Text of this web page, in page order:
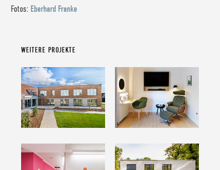
Fotos: Eberhard Franke
WEITERE PROJEKTE